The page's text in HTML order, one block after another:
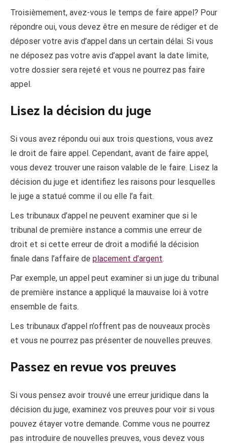
Troisièmement, avez-vous le temps de faire appel? Pour
répondre oui, vous devez être en mesure de rédiger et de
déposer votre avis d’appel dans un certain délai. Si vous
ne déposez pas votre avis d’appel avant la date limite,
votre dossier sera rejeté et vous ne pourrez pas faire
appel.
Lisez la décision du juge
Si vous avez répondu oui aux trois questions, vous avez
le droit de faire appel. Cependant, avant de faire appel,
vous devez trouver une raison valable de le faire. Lisez la
décision du juge et identifiez les raisons pour lesquelles
le juge a statué comme il ou elle l’a fait.
Les tribunaux d’appel ne peuvent examiner que si le
tribunal de première instance a commis une erreur de
droit et si cette erreur de droit a modifié la décision
finale dans l’affaire de placement d’argent.
Par exemple, un appel peut examiner si un juge du tribunal
de première instance a appliqué la mauvaise loi à votre
ensemble de faits.
Les tribunaux d’appel n’offrent pas de nouveaux procès
et vous ne pourrez pas présenter de nouvelles preuves.
Passez en revue vos preuves
Si vous pensez avoir trouvé une erreur juridique dans la
décision du juge, examinez vos preuves pour voir si vous
pouvez étayer votre demande. Comme vous ne pourrez
pas introduire de nouvelles preuves, vous devez vous